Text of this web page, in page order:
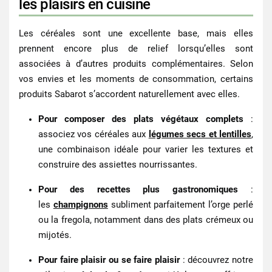
les plaisirs en cuisine
Les céréales sont une excellente base, mais elles
prennent encore plus de relief lorsqu’elles sont
associées à d’autres produits complémentaires. Selon
vos envies et les moments de consommation, certains
produits Sabarot s’accordent naturellement avec elles.
Pour composer des plats végétaux complets :
associez vos céréales aux légumes secs et lentilles,
une combinaison idéale pour varier les textures et
construire des assiettes nourrissantes.
Pour des recettes plus gastronomiques :
les champignonssubliment parfaitement l’orge perlé
ou la fregola, notamment dans des plats crémeux ou
mijotés.
Pour faire plaisir ou se faire plaisir: découvrez notre